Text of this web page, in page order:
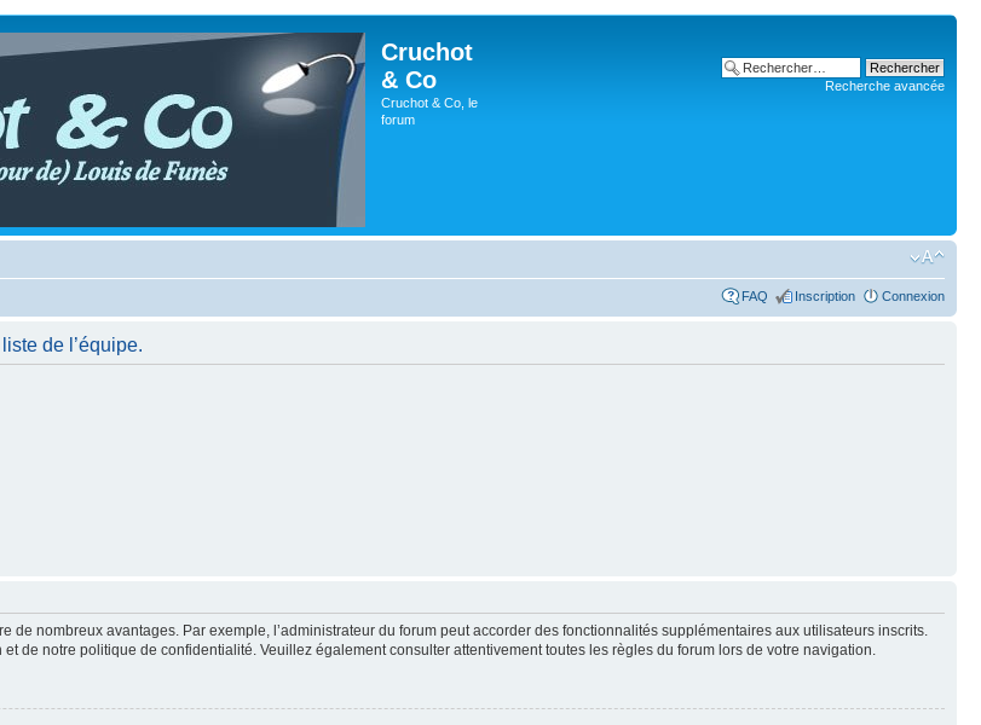
Cruchot
& Co
Cruchot & Co, le
forum
Recherche avancée
FAQ Inscription Connexion
de l’équipe.
de nombreux avantages. Par exemple, l’administrateur du forum peut accorder des fonctionnalités supplémentaires aux utilisateurs inscrits.
de notre politique de confidentialité. Veuillez également consulter attentivement toutes les règles du forum lors de votre navigation.